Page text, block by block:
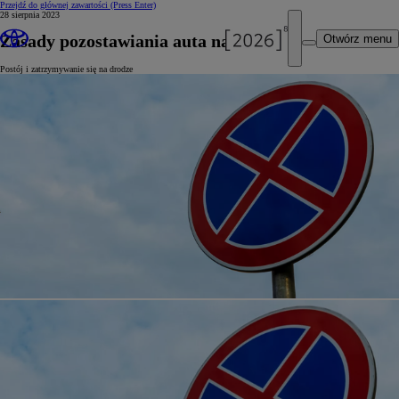
Przejdź do głównej zawartości (Press Enter)
Otwórz menu
28 sierpnia 2023
Zasady pozostawiania auta na poboczu
Postój i zatrzymywanie się na drodze